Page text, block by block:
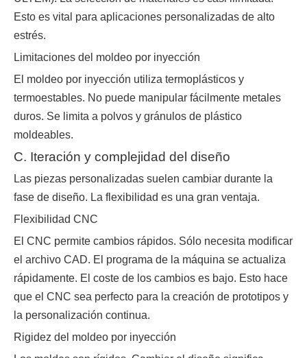
Esto es vital para aplicaciones personalizadas de alto
estrés.
Limitaciones del moldeo por inyección
El moldeo por inyección utiliza termoplásticos y
termoestables. No puede manipular fácilmente metales
duros. Se limita a polvos y gránulos de plástico
moldeables.
C. Iteración y complejidad del diseño
Las piezas personalizadas suelen cambiar durante la
fase de diseño. La flexibilidad es una gran ventaja.
Flexibilidad CNC
El CNC permite cambios rápidos. Sólo necesita modificar
el archivo CAD. El programa de la máquina se actualiza
rápidamente. El coste de los cambios es bajo. Esto hace
que el CNC sea perfecto para la creación de prototipos y
la personalización continua.
Rigidez del moldeo por inyección